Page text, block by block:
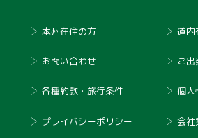
本州在住の方 道内
お問い合わせ ご
各種約款・旅行条件 個人
プライバシーポリシー 会社